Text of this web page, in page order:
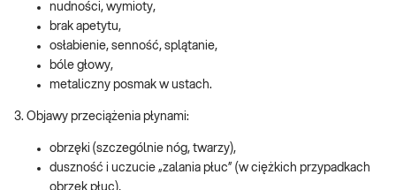
nudności, wymioty,
brak apetytu,
osłabienie, senność, splątanie,
bóle głowy,
metaliczny posmak w ustach.
3. Objawy przeciążenia płynami:
obrzęki (szczególnie nóg, twarzy),
duszność i uczucie „zalania płuc” (w ciężkich przypadkach